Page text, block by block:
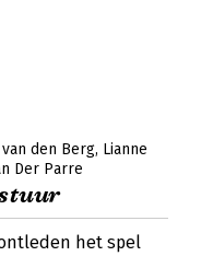
van den Berg Lianne
Der Parre
het spel